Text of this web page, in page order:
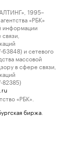
1995–
«РБК»
информации
и сетевого
массовой
в сфере связи,
82385)
«РБК».
биржа